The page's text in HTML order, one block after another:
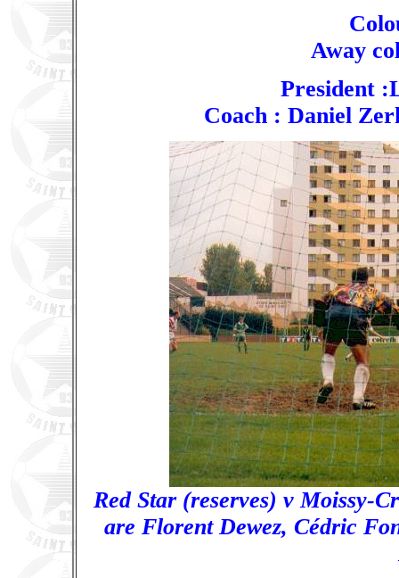
Away
President
Coach : Daniel
Red Star (reserves) v Moissy-
are Florent Dewez, Cédric